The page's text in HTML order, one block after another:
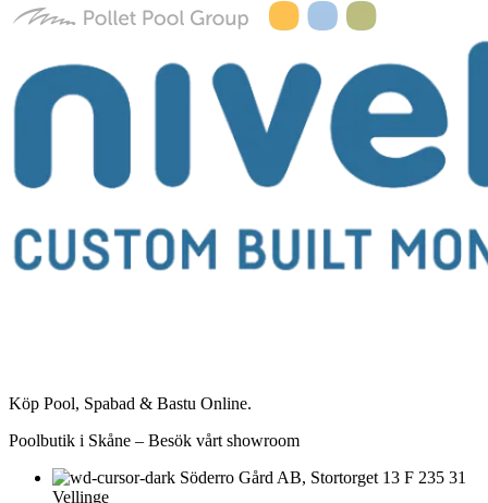
Köp Pool, Spabad & Bastu Online.
Poolbutik i Skåne – Besök vårt showroom
Söderro Gård AB, Stortorget 13 F 235 31
Vellinge